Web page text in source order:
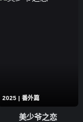
2025 | 番外篇
美少爷之恋